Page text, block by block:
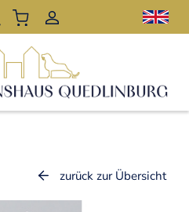
zurück zur Übersicht